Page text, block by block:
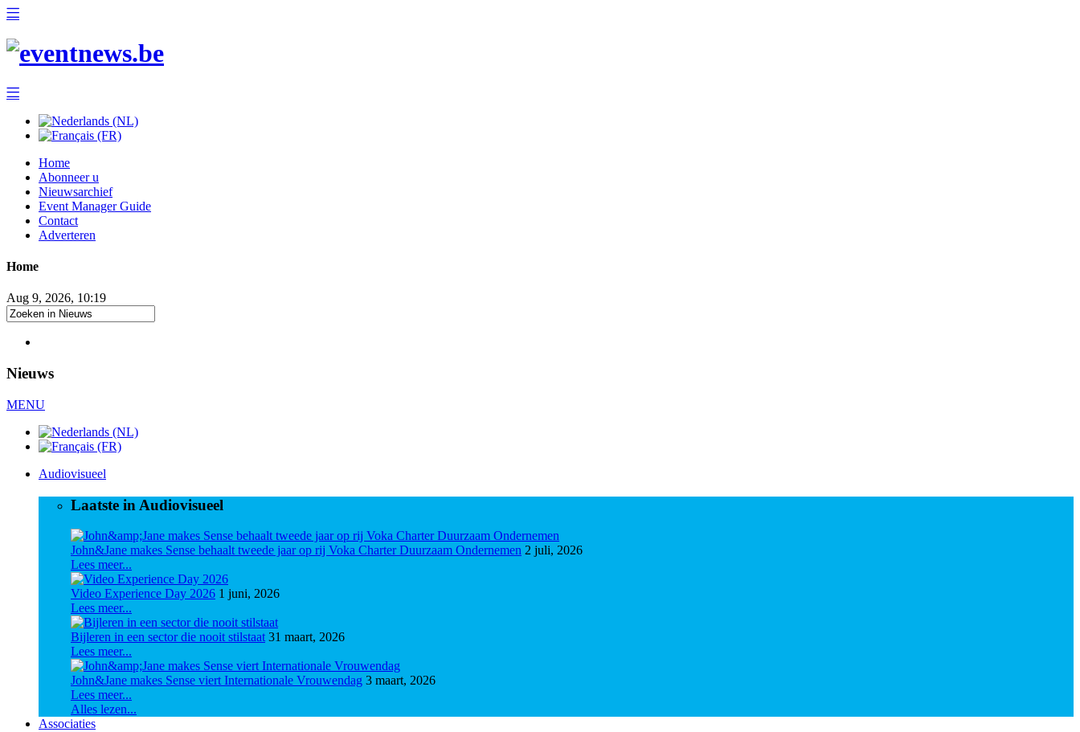
Home
Abonneer u
Nieuwsarchief
Event Manager Guide
Contact
Adverteren
Home
Aug 9, 2026, 10:19
Nieuws
MENU
Audiovisueel
Laatste in Audiovisueel
John&Jane makes Sense behaalt tweede jaar op rij Voka Charter Duurzaam Ondernemen 2 juli, 2026
Lees meer...
Video Experience Day 2026 1 juni, 2026
Lees meer...
Bijleren in een sector die nooit stilstaat 31 maart, 2026
Lees meer...
John&Jane makes Sense viert Internationale Vrouwendag 3 maart, 2026
Lees meer...
Alles lezen...
Associaties